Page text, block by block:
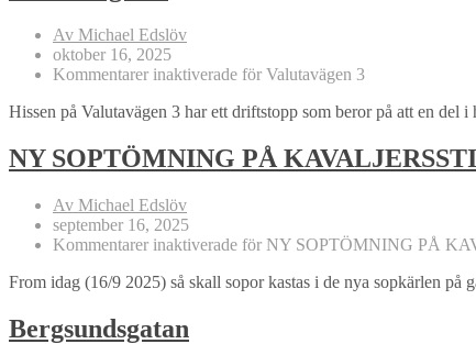
Av Michael Edslöv
oktober 16, 2025
Kommentarer inaktiverade för Valutavägen 3
Hissen på Valutavägen 3 har ett driftstopp som beror på att en del
NY SOPTÖMNING PÅ
Av Michael Edslöv
september 16, 2025
Kommentarer inaktiverade för NY SOPTÖMNING PÅ
From idag (16/9 2025) så skall sopor kastas i de nya sopkärlen på
Bergsundsgatan